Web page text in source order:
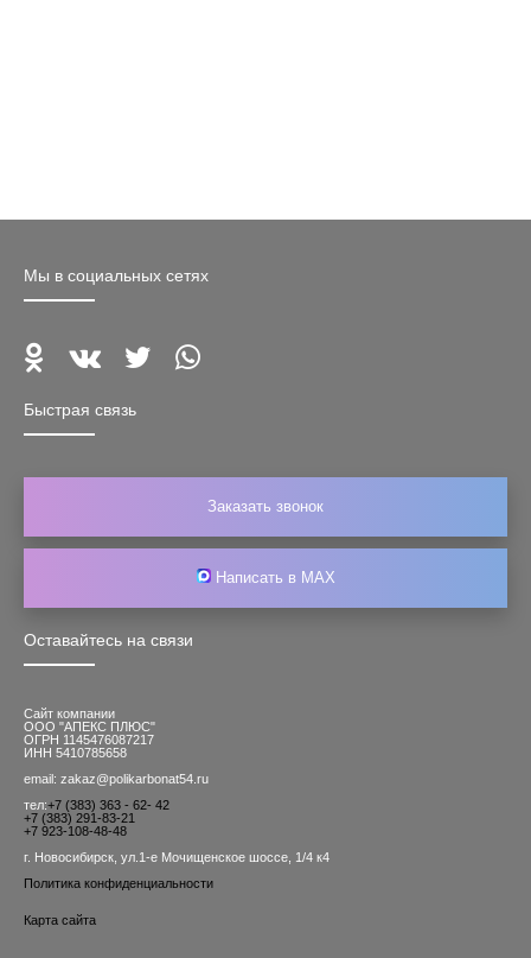
Оставайтесь на связи
Сайт компании
ООО "АПЕКС ПЛЮС"
ОГРН 1145476087217
ИНН 5410785658
email: zakaz@polikarbonat54.ru
тел:+7 (383) 363 - 62- 42
+7 (383) 291-83-21
+7 923-108-48-48
г. Новосибирск, ул.1-е Мочищенское шоссе, 1/4 к4
Политика конфиденциальности
Карта сайта
Мы в социальных сетях
Быстрая связь
Заказать звонок
Написать в MAX